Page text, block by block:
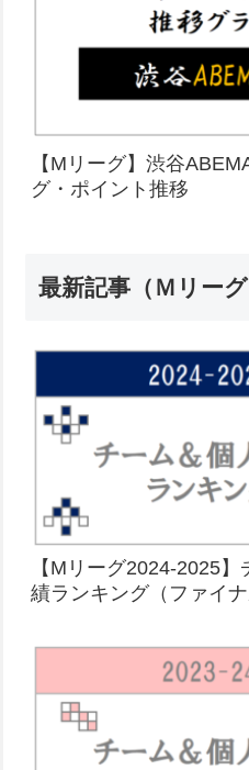
【Mリーグ】渋谷
グ・ポイント推移
最新記事（Ｍリーグ
【Mリーグ2024-2025
績ランキング（ファイナ